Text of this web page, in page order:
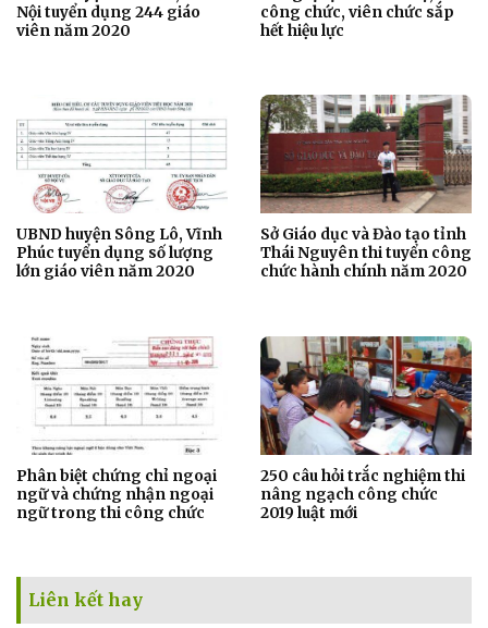
Nội tuyển dụng 244 giáo
viên năm 2020
công chức, viên chức sắp
hết hiệu lực
UBND huyện Sông Lô, Vĩnh
Phúc tuyển dụng số lượng
lớn giáo viên năm 2020
Sở Giáo dục và Đào tạo tỉnh
Thái Nguyên thi tuyển công
chức hành chính năm 2020
Phân biệt chứng chỉ ngoại
ngữ và chứng nhận ngoại
ngữ trong thi công chức
250 câu hỏi trắc nghiệm thi
nâng ngạch công chức
2019 luật mới
Liên kết hay